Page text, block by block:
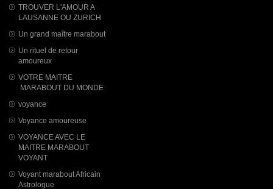
TROUVER L'AMOUR A
LAUSANNE OU ZURICH
Un grand maître marabout
Un rituel de retour
amoureux
VOTRE MAITRE
MARABOUT DU MONDE
voyance
Voyance amoureuse
VOYANCE AVEC LE
MAITRE MARABOUT
VOYANT
Voyant marabout Africain
Astrologue